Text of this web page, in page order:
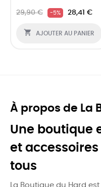
29,90 € -5% 28,41 €
 AJOUTER AU PANIER
À propos de La
Une boutique
et
tous
La Boutique du Hard